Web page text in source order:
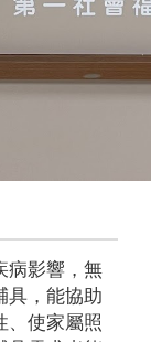
病影響，無
具，能協助
、使家屬照